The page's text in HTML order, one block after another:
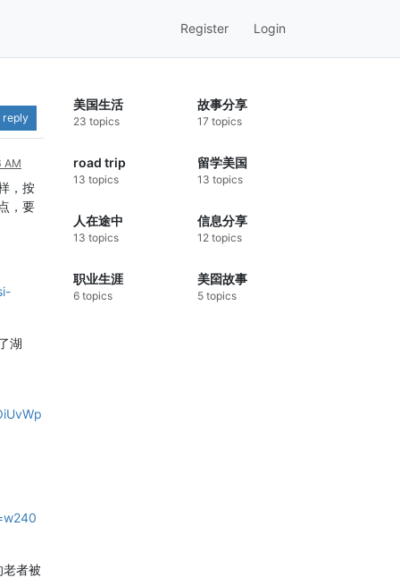
Register Login
reply
AM
，按
，要
湖
老者被
美国生活
23 topics
故事分享
17 topics
road trip
13 topics
留学美国
13 topics
人在途中
13 topics
信息分享
12 topics
职业生涯
6 topics
美囶故事
5 topics